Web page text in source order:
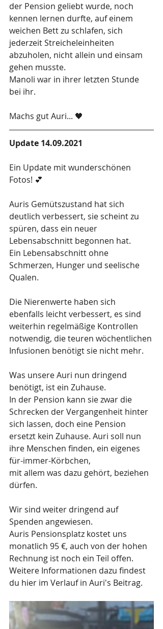
der Pension geliebt wurde, noch
kennen lernen durfte, auf einem
weichen Bett zu schlafen, sich
jederzeit Streicheleinheiten
abzuholen, nicht allein und einsam
gehen musste.
Manoli war in ihrer letzten Stunde
bei ihr.
Machs gut Auri... 🖤
Update 14.09.2021
Ein Update mit wunderschönen
Fotos! 💕
Auris Gemütszustand hat sich
deutlich verbessert, sie scheint zu
spüren, dass ein neuer
Lebensabschnitt begonnen hat.
Ein Lebensabschnitt ohne
Schmerzen, Hunger und seelische
Qualen.
Die Nierenwerte haben sich
ebenfalls leicht verbessert, es sind
weiterhin regelmäßige Kontrollen
notwendig, die teuren wöchentlichen
Infusionen benötigt sie nicht mehr.
Was unsere Auri nun dringend
benötigt, ist ein Zuhause.
In der Pension kann sie zwar die
Schrecken der Vergangenheit hinter
sich lassen, doch eine Pension
ersetzt kein Zuhause. Auri soll nun
ihre Menschen finden, ein eigenes
für-immer-Körbchen,
mit allem was dazu gehört, beziehen
dürfen.
Wir sind weiter dringend auf
Spenden angewiesen.
Auris Pensionsplatz kostet uns
monatlich 95 €, auch von der hohen
Rechnung ist noch ein Teil offen.
Weitere Informationen dazu findest
du hier im Verlauf in Auri's Beitrag.